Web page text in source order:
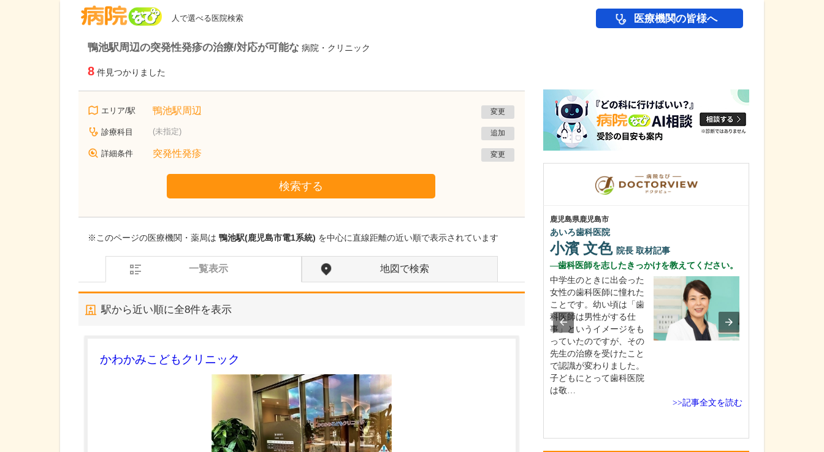
人で選べる医院検索 医療機関の皆様へ
鴨池駅周辺の突発性発疹の治療/対応が可能な 病院・クリニック
8 件見つかりました
エリア/駅 鴨池駅周辺 変更
診療科目 (未指定) 追加
詳細条件 突発性発疹 変更
検索する
※このページの医療機関・薬局は 鴨池駅(鹿児島市電1系統) を中心に直線距離の近い順で表示されています
一覧表示 地図で検索
駅から近い順に全8件を表示
かわかみこどもクリニック
鹿児島県鹿児島市
あいろ歯科医院
小濱 文色 院長 取材記事
歯科医師を志したきっかけを教えてください。
中学生のときに出会った
女性の歯科医師に憧れた
ことです。幼い頃は「歯
科医師は男性がする仕
事」というイメージをも
っていたのですが、その
先生の治療を受けたこと
で認識が変わりました。
子どもにとって歯科医院
は敬…
>>記事全文を読む
新潟県新潟市西区
五十川内科医院
日々の診療で心がけていることはありますか?
一人ひとりの患者さんに
真摯に向き合い、ていね
院を受診される患者さん
の…